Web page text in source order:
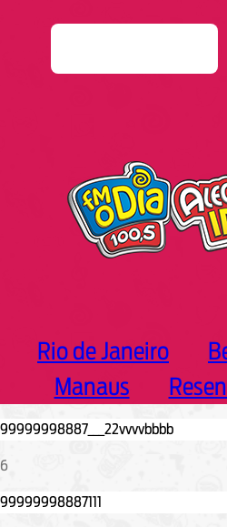
Rio de Janeiro
Manaus
6